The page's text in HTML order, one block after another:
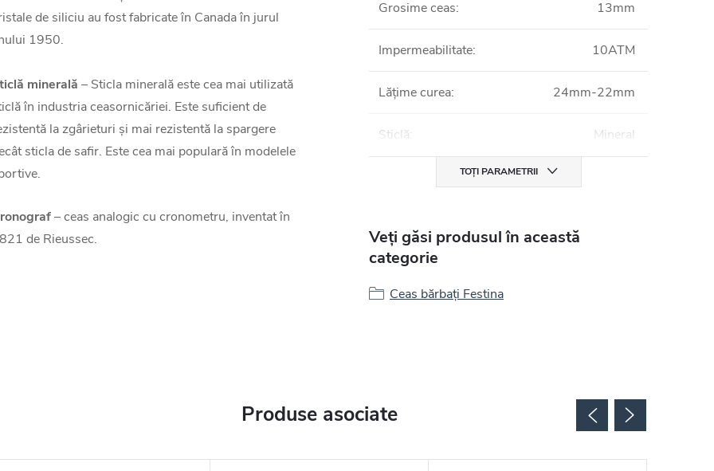
de siliciu au fost fabricate în Canada în jurul
1950.
minerală – Sticla minerală este cea mai utilizată
în industria ceasornicăriei. Este suficient de
la zgârieturi și mai rezistentă la spargere
sticla de safir. Este cea mai populară în modelele
– ceas analogic cu cronometru, inventat în
de Rieussec.
Grosime ceas: 13mm
Impermeabilitate: 10ATM
Lățime curea: 24mm-22mm
Sticlă: Mineral
TOȚI PARAMETRII
Veți găsi produsul în această
categorie
Ceas bărbați Festina
Produse asociate